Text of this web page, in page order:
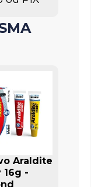
Araldite
16g -